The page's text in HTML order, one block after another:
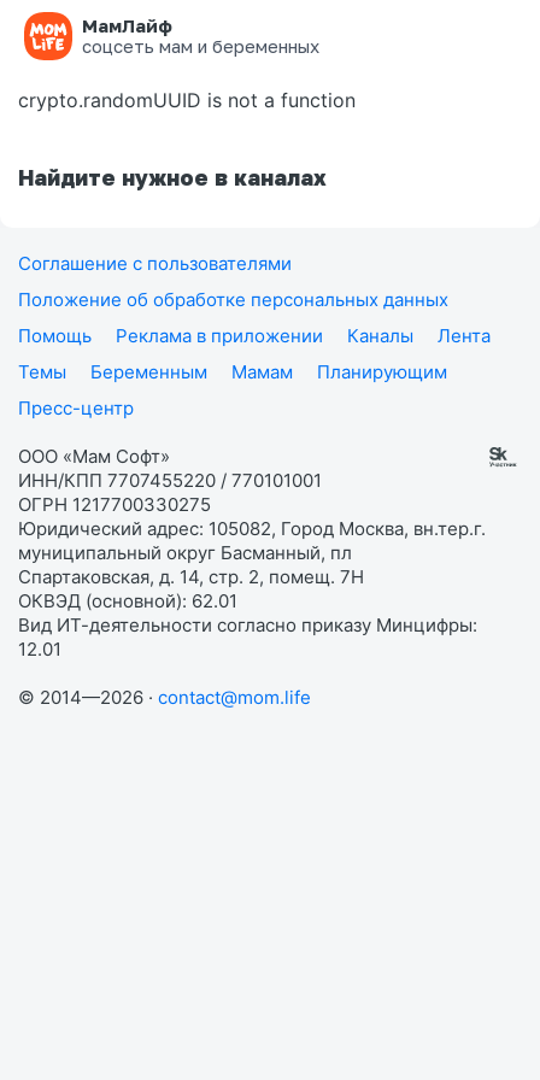
МамЛайф
соцсеть мам и беременных
Ошибка на странице
crypto.randomUUID is not a function
Найдите нужное в каналах
Соглашение с пользователями
Положение об обработке персональных данных
Помощь
Реклама в приложении Каналы
Лента
Темы
Беременным Мамам
Планирующим
Пресс-центр
ООО «Мам Софт»
ИНН/КПП 7707455220 / 770101001
ОГРН 1217700330275
Юридический адрес: 105082, Город Москва, вн.тер.г.
муниципальный округ Басманный, пл
Спартаковская, д. 14, стр. 2, помещ. 7Н
ОКВЭД (основной): 62.01
Вид ИТ-деятельности согласно приказу Минцифры:
12.01
© 2014—2026 · contact@mom.life